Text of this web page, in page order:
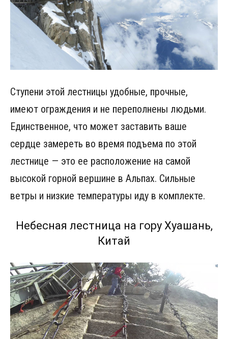
Ступени этой лестницы удобные, прочные,
имеют ограждения и не переполнены людьми.
Единственное, что может заставить ваше
сердце замереть во время подъема по этой
лестнице — это ее расположение на самой
высокой горной вершине в Альпах. Сильные
ветры и низкие температуры иду в комплекте.
Небесная лестница на гору Хуашань,
Китай